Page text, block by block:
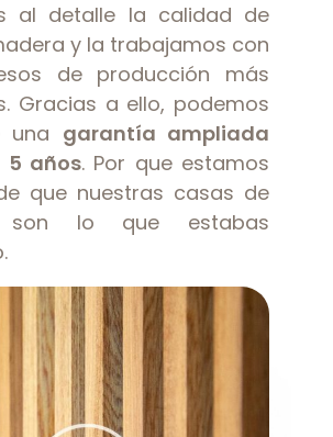
al detalle la calidad de
y la trabajamos con
de producción más
Gracias a ello, podemos
una garantía ampliada
5 años. Por que estamos
que nuestras casas de
son lo que estabas